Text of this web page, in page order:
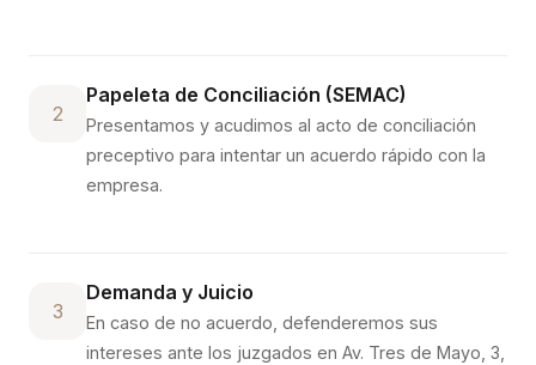
2
Papeleta de Conciliación (SEMAC)
Presentamos y acudimos al acto de conciliación
preceptivo para intentar un acuerdo rápido con la
empresa.
3
Demanda y Juicio
En caso de no acuerdo, defenderemos sus
intereses ante los juzgados en Av. Tres de Mayo, 3,